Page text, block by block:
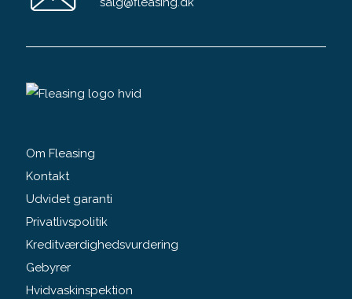
Om Fleasing
Kontakt
Udvidet garanti
Privatlivspolitik
Kreditværdighedsvurdering
Gebyrer
Hvidvaskinspektion